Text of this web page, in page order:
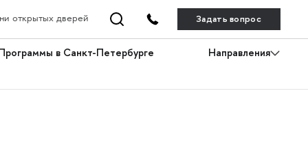
открытых дверей Задать вопрос
в Санкт-Петербурге Направления